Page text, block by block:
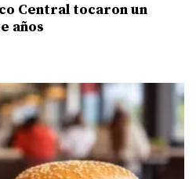
Central tocaron un
años